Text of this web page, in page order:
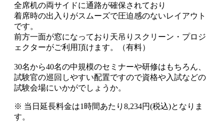
全席机の両サイドに通路が確保されており
着席時の出入りがスムーズで圧迫感のないレイアウト
です。
前方一面が窓になっており天吊りスクリーン・プロジ
ェクターがご利用頂けます。（有料）
30名から40名の中規模のセミナーや研修はもちろん、
試験官の巡回しやすい配置ですので資格や入試などの
試験会場にいかがでしょうか。
※ 当日延長料金は1時間あたり8,234円(税込)となりま
す。